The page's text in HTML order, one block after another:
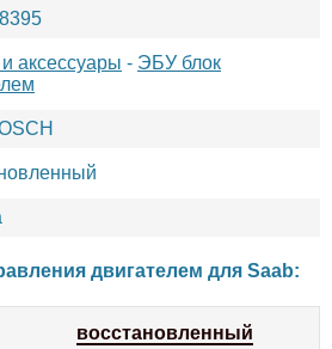
аксессуары - ЭБУ блок
двигателем для Saab:
восстановленный